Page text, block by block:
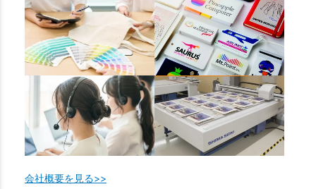
会社概要を見る>>